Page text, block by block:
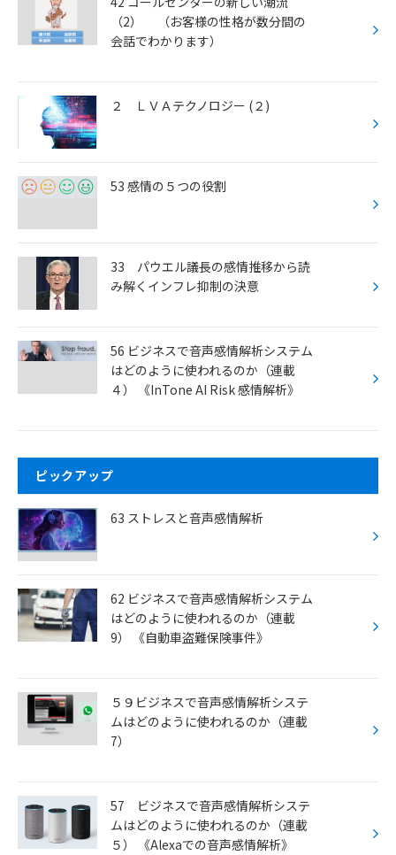
（2） （お客様の性格が数分間の
会話でわかります）
２ ＬＶＡテクノロジー (２)
53 感情の５つの役割
33 パウエル議長の感情推移から読
み解くインフレ抑制の決意
56 ビジネスで音声感情解析システム
はどのように使われるのか（連載
４） 《InTone AI Risk 感情解析》
ピックアップ
63 ストレスと音声感情解析
62 ビジネスで音声感情解析システム
はどのように使われるのか（連載
9） 《自動車盗難保険事件》
５９ビジネスで音声感情解析システ
ムはどのように使われるのか（連載
7）
57 ビジネスで音声感情解析システ
ムはどのように使われるのか（連載
５） 《Alexaでの音声感情解析》